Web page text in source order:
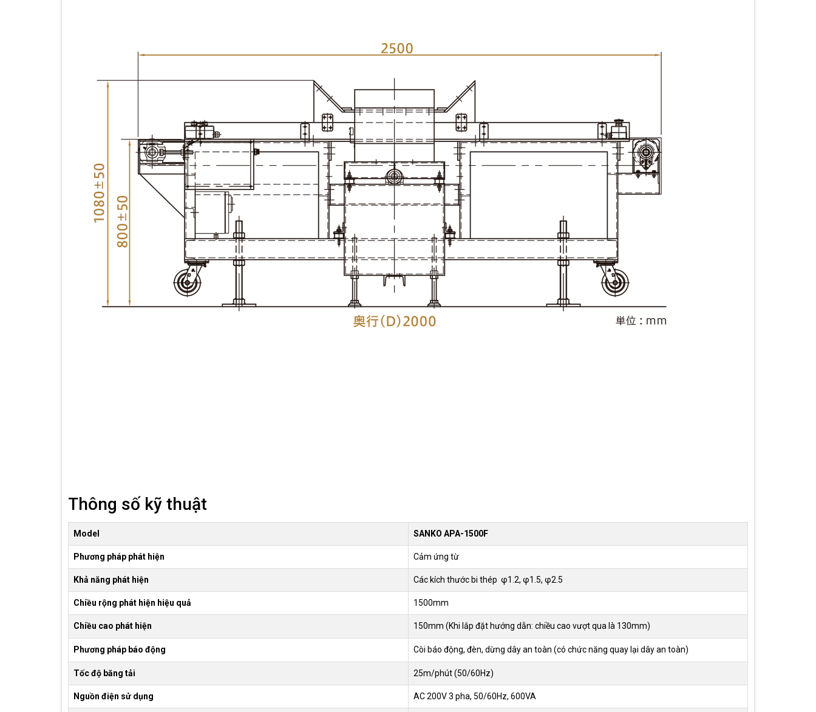
Thông số kỹ thuật
Model SANKO APA-1500F
Phương pháp phát hiện Cảm ứng từ
Khả năng phát hiện Các kích thước bi thép φ1.2, φ1.5, φ2.5
Chiều rộng phát hiện hiệu quả 1500mm
Chiều cao phát hiện 150mm (Khi lắp đặt hướng dẫn: chiều cao vượt qua là 130mm)
Phương pháp báo động Còi báo động, đèn, dừng dây an toàn (có chức năng quay lại dây an toàn)
Tốc độ băng tải 25m/phút (50/60Hz)
Nguồn điện sử dụng AC 200V 3 pha, 50/60Hz, 600VA